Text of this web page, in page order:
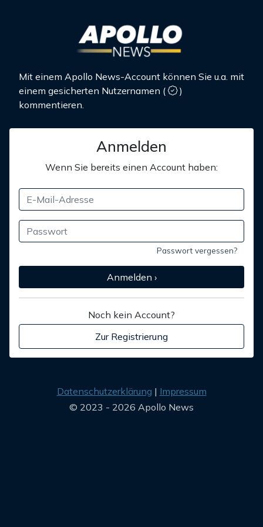
Mit einem Apollo News-Account können Sie u.a. mit
einem gesicherten Nutzernamen (
)
kommentieren.
Anmelden
Wenn Sie bereits einen Account haben:
Passwort vergessen?
Anmelden ›
Noch kein Account?
Zur Registrierung
Datenschutzerklärung
Impressum
© 2023 - 2026 Apollo News